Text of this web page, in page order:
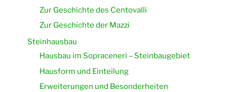
Zur Geschichte des Centovalli
Zur Geschichte der Mazzi
Steinhausbau
Hausbau im Sopraceneri – Steinbaugebiet
Hausform und Einteilung
Erweiterungen und Besonderheiten